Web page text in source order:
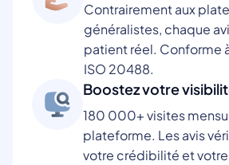
Contrairement aux
généralistes, chaque
patient réel. Conforme
ISO 20488.
Boostez votre
180 000+ visites
plateforme. Les avis
votre crédibilité et votre